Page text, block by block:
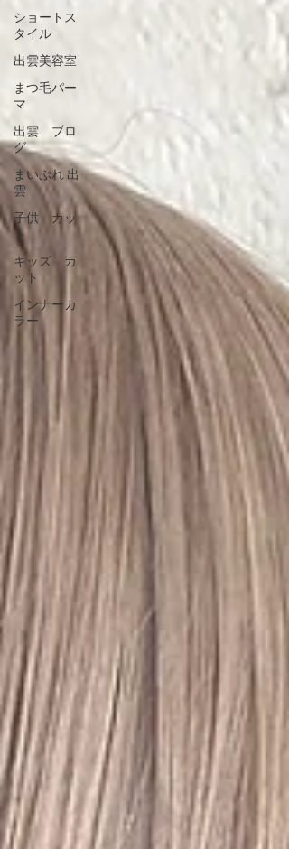
ショートス
タイル
出雲美容室
まつ毛パー
マ
出雲 ブロ
グ
まいぷれ 出
雲
子供 カッ
ト
キッズ カ
ット
インナーカ
ラー